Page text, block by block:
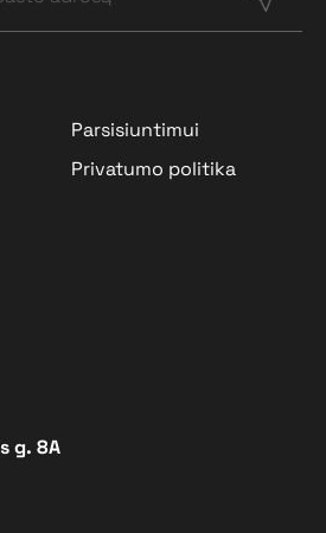
Parsisiuntimui
Privatumo politika
g. 8A